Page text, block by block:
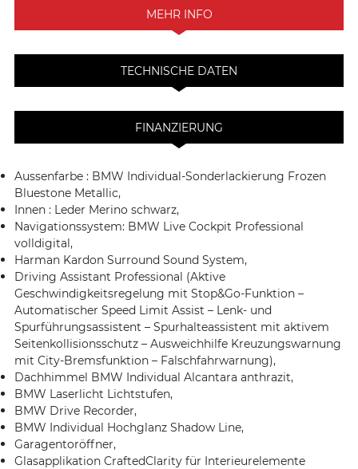
MEHR INFO
TECHNISCHE DATEN
FINANZIERUNG
Aussenfarbe : BMW Individual-Sonderlackierung Frozen
Bluestone Metallic,
Innen : Leder Merino schwarz,
Navigationssystem: BMW Live Cockpit Professional
volldigital,
Harman Kardon Surround Sound System,
Driving Assistant Professional (Aktive
Geschwindigkeitsregelung mit Stop&Go-Funktion –
Automatischer Speed Limit Assist – Lenk- und
Spurführungsassistent – Spurhalteassistent mit aktivem
Seitenkollisionsschutz – Ausweichhilfe Kreuzungswarnung
mit City-Bremsfunktion – Falschfahrwarnung),
Dachhimmel BMW Individual Alcantara anthrazit,
BMW Laserlicht Lichtstufen,
BMW Drive Recorder,
BMW Individual Hochglanz Shadow Line,
Garagentoröffner,
Glasapplikation CraftedClarity für Interieurelemente